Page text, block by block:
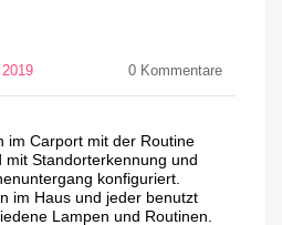
0 Kommentare
im Carport mit der Routine
mit Standorterkennung und
konfiguriert.
im Haus und jeder benutzt
Lampen und Routinen.